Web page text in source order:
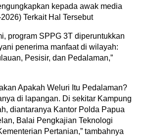
kepada awak media
Terkait Hal Tersebut
program SPPG 3T diperuntukkan
penerima manfaat di wilayah:
Pesisir, dan Pedalaman,”
Apakah Weluri Itu Pedalaman?
di lapangan. Di sekitar Kampung
diantaranya Kantor Polda Papua
Balai Pengkajian Teknologi
Pertanian,” tambahnya